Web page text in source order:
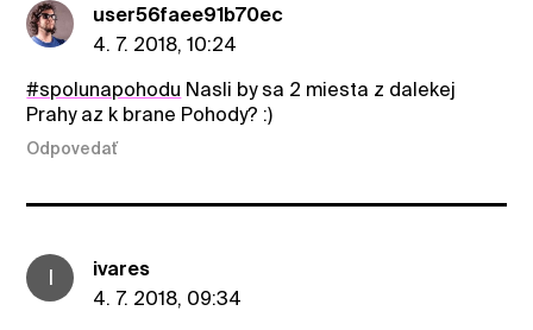
user56faee91b70ec
4. 7. 2018, 10:24
#spolunapohodu Nasli by sa 2 miesta z dalekej
Prahy az k brane Pohody? :)
Odpovedať
I
ivares
4. 7. 2018, 09:34